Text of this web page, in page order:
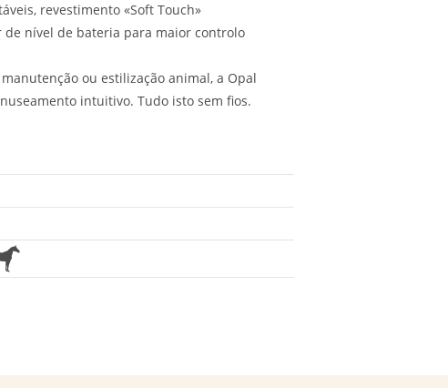
revestimento «Soft Touch»
nível de bateria para maior controlo
ou estilização animal, a Opal
intuitivo. Tudo isto sem fios.